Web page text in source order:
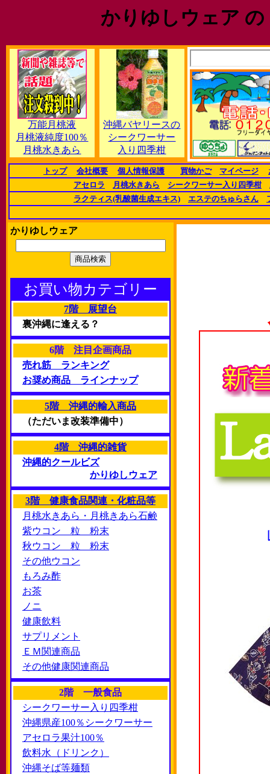
かりゆしウェア
万能月桃液
月桃液純度100％
月桃水きあら
沖縄バヤリースの
シークワーサー
入り四季柑
トップ 会社概要 個人情報保護 買物かご マイページ
アセロラ
月桃水きあら シークワーサー入り四季柑
ラクティス(乳酸菌生成エキス)
エステのちゅらさん
かりゆしウェア
お買い物カテゴリー
7階 展望台
裏沖縄に逢える？
6階 注目企画商品
売れ筋 ランキング
お奨め商品 ラインナップ
5階 沖縄的輸入商品
（ただいま改装準備中）
4階 沖縄的雑貨
沖縄的クールビズ
かりゆしウェア
3階 健康食品関連・化粧品等
月桃水きあら・月桃きあら石鹸
紫ウコン 粒 粉末
秋ウコン 粒 粉末
その他ウコン
もろみ酢
お茶
ノニ
健康飲料
サプリメント
ＥＭ関連商品
その他健康関連商品
2階 一般食品
シークワーサー入り四季柑
沖縄県産100％シークワーサー
アセロラ果汁100％
飲料水（ドリンク）
沖縄そば等麺類